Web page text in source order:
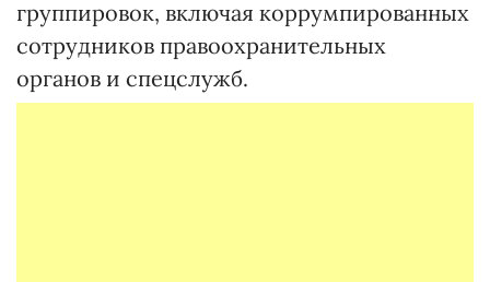
группировок, включая коррумпированных
сотрудников правоохранительных
органов и спецслужб.